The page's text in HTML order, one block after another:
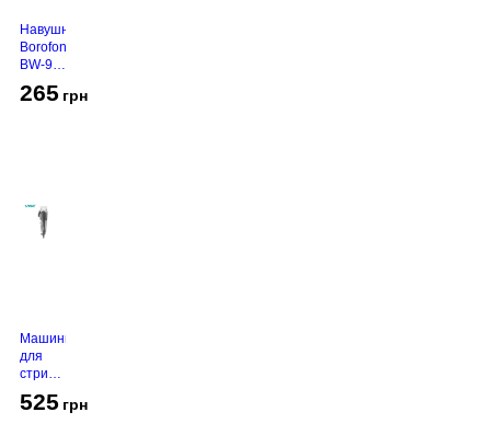
Навушники
Borofone
BW-94
265 грн
Машинка
для
стрижки
130
525 грн